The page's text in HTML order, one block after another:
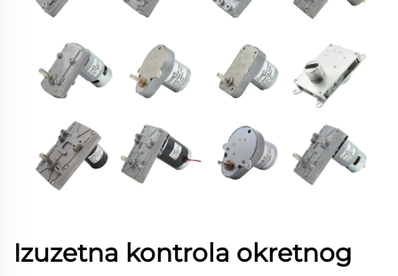
Izuzetna kontrola okretnog